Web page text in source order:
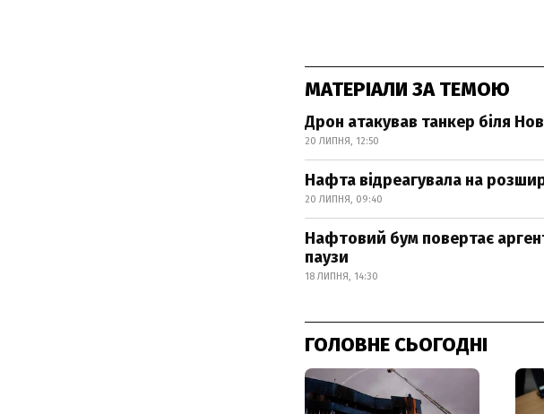
МАТЕРІАЛИ ЗА ТЕМОЮ
Дрон атакував танкер біля
20 ЛИПНЯ, 12:50
Нафта відреагувала на
20 ЛИПНЯ, 09:40
Нафтовий бум повертає
паузи
18 ЛИПНЯ, 14:30
ГОЛОВНЕ СЬОГОДНІ